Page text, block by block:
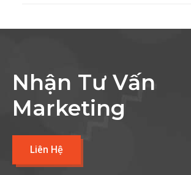
Nhận Tư Vấn
Marketing
Liên Hệ